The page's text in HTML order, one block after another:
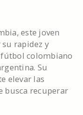
este joven
rapidez y
fútbol colombiano
Su
elevar las
busca recuperar